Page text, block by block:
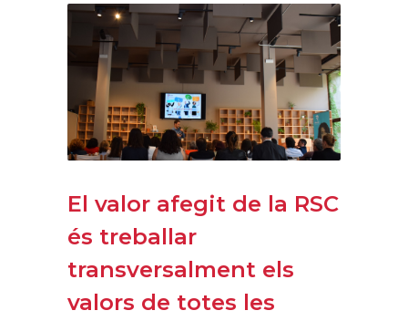
El valor afegit de la RSC
és treballar
transversalment els
valors de totes les